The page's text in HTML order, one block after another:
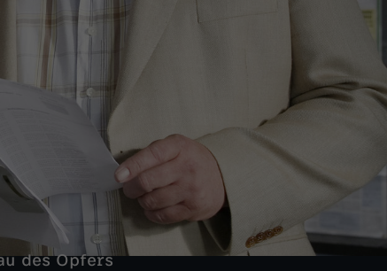
des Opfers